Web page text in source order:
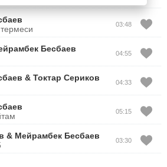
03:48
Бесбаев
04:55
& Токтар Сериков
04:33
05:15
& Мейрамбек Бесбаев
03:30